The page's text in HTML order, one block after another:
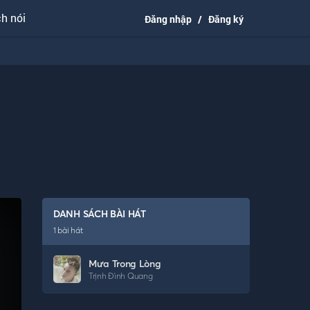
nói Đăng nhập / Đăng ký
DANH SÁCH BÀI HÁT
1 bài hát
Mưa Trong Lòng
Trịnh Đình Quang